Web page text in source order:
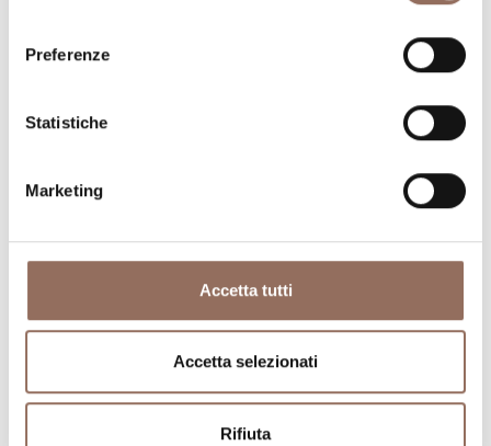
Preferenze
Statistiche
Marketing
Accetta tutti
Accetta selezionati
Rifiuta